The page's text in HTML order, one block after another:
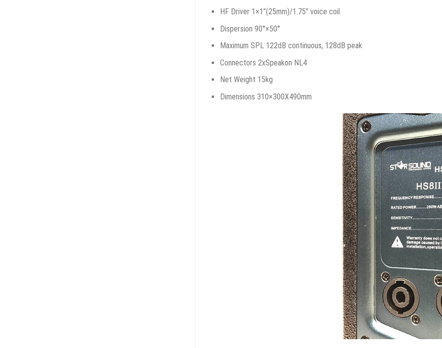
HF Driver 1×1”(25mm)/1.75” voice coil
Dispersion 90°×50°
Maximum SPL 122dB continuous, 128dB peak
Connectors 2xSpeakon NL4
Net Weight 15kg
Dimensions 310×300X490mm